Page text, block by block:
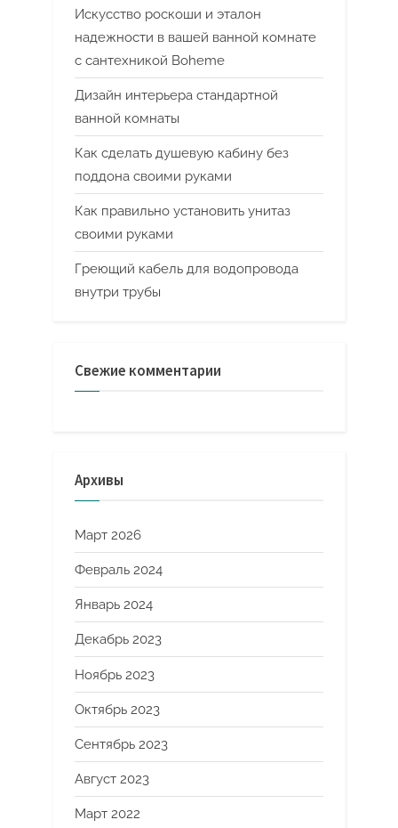
Искусство роскоши и эталон
надежности в вашей ванной комнате
с сантехникой Boheme
Дизайн интерьера стандартной
ванной комнаты
Как сделать душевую кабину без
поддона своими руками
Как правильно установить унитаз
своими руками
Греющий кабель для водопровода
внутри трубы
Свежие комментарии
Архивы
Март 2026
Февраль 2024
Январь 2024
Декабрь 2023
Ноябрь 2023
Октябрь 2023
Сентябрь 2023
Август 2023
Март 2022